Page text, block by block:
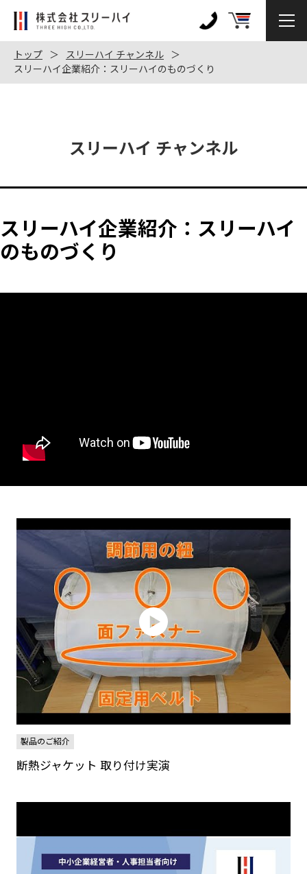
株
会
社
ス
128
トップ
スリーハイ チャンネル
スリーハイ企業紹介：スリーハイのものづくり
スリーハイ チャンネル
スリーハイ企業紹介：スリーハイ
のものづくり
製品のご紹介
断熱ジャケット 取り付け実演